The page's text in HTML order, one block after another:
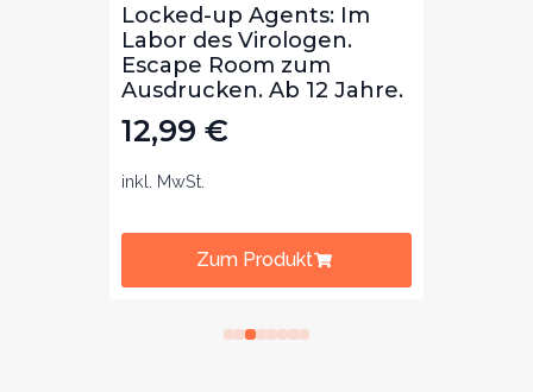
Locked-up Agents: Im
Labor des Virologen.
Escape Room zum
Ausdrucken. Ab 12 Jahre.
12,99 €
inkl. MwSt.
Zum Produkt